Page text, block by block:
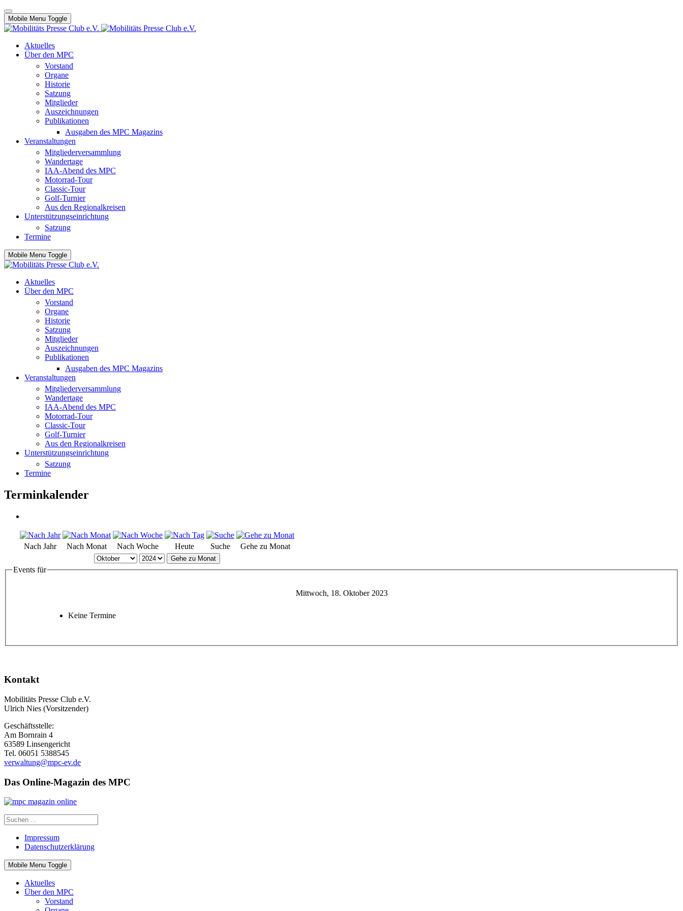
Mobile Menu Toggle
Aktuelles
Über den MPC
Vorstand
Organe
Historie
Satzung
Mitglieder
Auszeichnungen
Publikationen
Ausgaben des MPC Magazins
Veranstaltungen
Mitgliederversammlung
Wandertage
IAA-Abend des MPC
Motorrad-Tour
Classic-Tour
Golf-Turnier
Aus den Regionalkreisen
Unterstützungseinrichtung
Satzung
Termine
Mobile Menu Toggle
Aktuelles
Über den MPC
Vorstand
Organe
Historie
Satzung
Mitglieder
Auszeichnungen
Publikationen
Ausgaben des MPC Magazins
Veranstaltungen
Mitgliederversammlung
Wandertage
IAA-Abend des MPC
Motorrad-Tour
Classic-Tour
Golf-Turnier
Aus den Regionalkreisen
Unterstützungseinrichtung
Satzung
Termine
Terminkalender
Nach Jahr Nach Monat Nach Woche Heute Suche Gehe zu Monat
Gehe zu Monat
Events für
Mittwoch, 18. Oktober 2023
Keine Termine
Kontakt
Mobilitäts Presse Club e.V.
Ulrich Nies (Vorsitzender)
Geschäftsstelle:
Am Bornrain 4
63589 Linsengericht
Tel. 06051 5388545
verwaltung@mpc-ev.de
Das Online-Magazin des MPC
Impressum
Datenschutzerklärung
Mobile Menu Toggle
Aktuelles
Über den MPC
Vorstand